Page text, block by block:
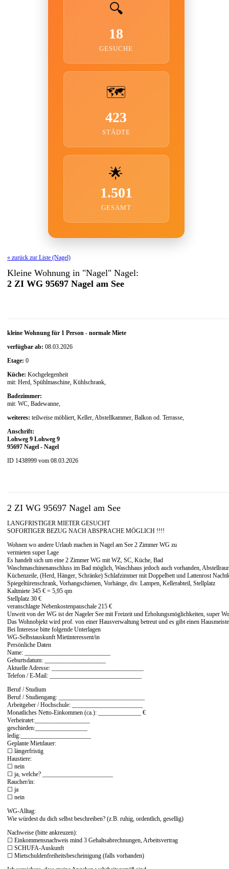
🔍
18
GESUCHE
🗺️
423
STÄDTE
🌟
1.501
GESAMT
« zurück zur Liste (Nagel)
Kleine Wohnung in "Nagel" Nagel:
2 ZI WG 95697 Nagel am See
kleine Wohnung für 1 Person - normale Miete
verfügbar ab: 08.03.2026
Etage: 0
Küche: Kochgelegenheit
mit: Herd, Spühlmaschine, Kühlschrank,
Badezimmer:
mit: WC, Badewanne,
weiteres: teilweise möbliert, Keller, Abstellkammer, Balkon od. Terrasse,
Anschrift:
Lohweg 9 Lohweg 9
95697 Nagel - Nagel
ID 1438999 vom 08.03.2026
2 ZI WG 95697 Nagel am See
LANGFRISTIGER MIETER GESUCHT
SOFORTIGER BEZUG NACH ABSPRACHE MÖGLICH !!!!
Wohnen wo andere Urlaub machen in Nagel am See 2 Zimmer WG zu
vermieten super Lage
Es handelt sich um eine 2 Zimmer WG mit WZ, SC, Küche, Bad
Waschmaschinenanschluss im Bad möglich, Waschhaus jedoch auch vorhanden,
Küchenzeile, (Herd, Hänger, Schränke) Schlafzimmer mit Doppelbett und Lattenrost
Spiegeltürenschrank, Vorhangschienen, Vorhänge, div. Lampen, Kellerabteil, Stellplatz
Kaltmiete 345 € = 5,95 qm
Stellplatz 30 €
veranschlagte Nebenkostenpauschale 215 €
Unweit von der WG ist der Nageler See mit Freizeit und Erholungsmöglichkeiten, super
Das Wohnobjekt wird prof. von einer Hausverwaltung betreut und es gibt einen
Bei Interesse bitte folgende Unterlagen
WG-Selbstauskunft Mietinteressent/in
Persönliche Daten
Name: ____________________________
Geburtsdatum: ____________________
Aktuelle Adresse: ______________________________
Telefon / E-Mail: ______________________________
Beruf / Studium
Beruf / Studiengang: ____________________________
Arbeitgeber / Hochschule: _______________________
Monatliches Netto-Einkommen (ca.): ______________ €
Verheiratet:__________________
geschieden:_________________
ledig:_______________________
Geplante Mietdauer:
☐ längerfristig
Haustiere:
☐ nein
☐ ja, welche? _______________________
Raucher/in:
☐ ja
☐ nein
WG-Alltag:
Wie würdest du dich selbst beschreiben? (z.B. ruhig, ordentlich, gesellig)
Nachweise (bitte ankreuzen):
☐ Einkommensnachweis mind 3 Gehaltsabrechnungen, Arbeitsvertrag
☐ SCHUFA-Auskunft
☐ Mietschuldenfreiheitsbescheinigung (falls vorhanden)